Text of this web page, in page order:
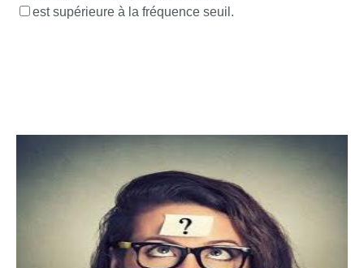
est supérieure à la fréquence seuil.